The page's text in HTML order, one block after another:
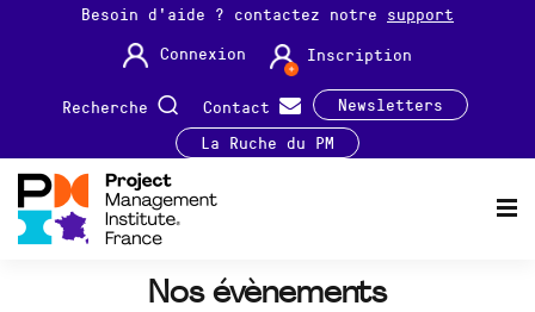
Besoin d'aide ? contactez notre support
Connexion
Inscription
Recherche Contact
Newsletters
La Ruche du PM
Nos évènements